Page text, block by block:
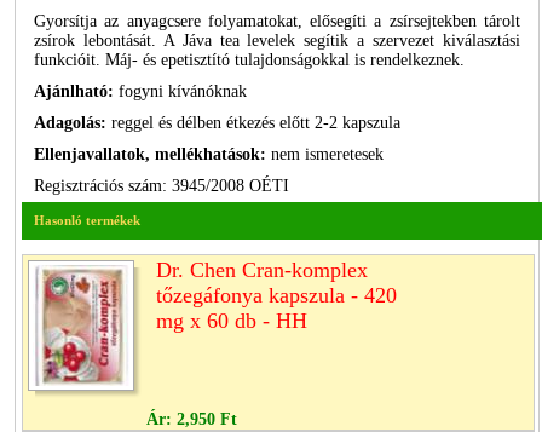
Gyorsítja az anyagcsere folyamatokat, elősegíti a zsírsejtekben tárolt
zsírok lebontását. A Jáva tea levelek segítik a szervezet kiválasztási
funkcióit. Máj- és epetisztító tulajdonságokkal is rendelkeznek.
Ajánlható: fogyni kívánóknak
Adagolás: reggel és délben étkezés előtt 2-2 kapszula
Ellenjavallatok, mellékhatások: nem ismeretesek
Regisztrációs szám: 3945/2008 OÉTI
Hasonló termékek
Dr. Chen Cran-komplex
tőzegáfonya kapszula - 420
mg x 60 db - HH
Ár: 2,950 Ft